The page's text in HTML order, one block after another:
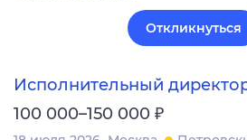
Откликнуться
Исполнительный
100 000–150 000 ₽